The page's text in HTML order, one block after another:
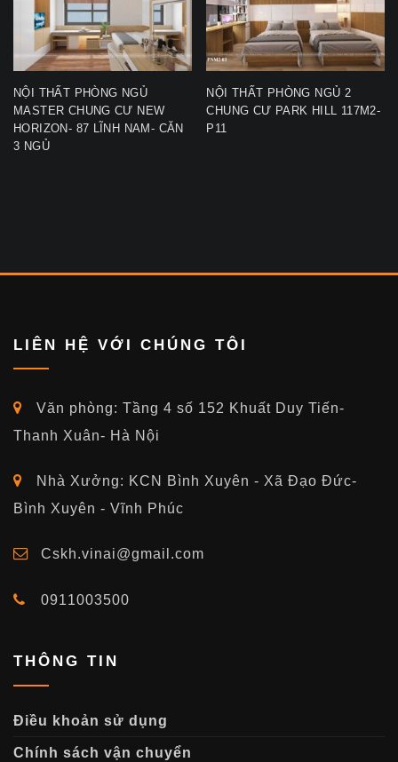
NỘI THẤT PHÒNG NGỦ
MASTER CHUNG CƯ NEW
HORIZON- 87 LĨNH NAM- CĂN
3 NGỦ
NỘI THẤT PHÒNG NGỦ 2
CHUNG CƯ PARK HILL 117M2-
P11
LIÊN HỆ VỚI CHÚNG TÔI
Văn phòng: Tầng 4 số 152 Khuất Duy Tiến-
Thanh Xuân- Hà Nội
Nhà Xưởng: KCN Bình Xuyên - Xã Đạo Đức-
Bình Xuyên - Vĩnh Phúc
Cskh.vinai@gmail.com
0911003500
THÔNG TIN
Điều khoản sử dụng
Chính sách vận chuyển